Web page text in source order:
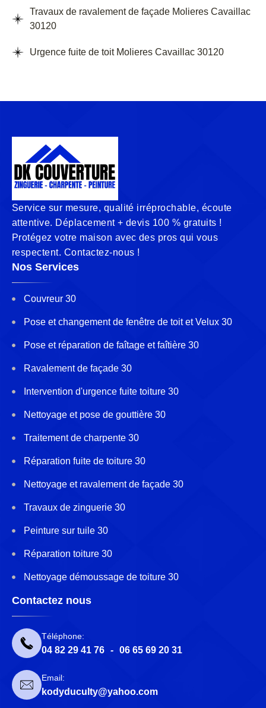
Travaux de ravalement de façade Molieres Cavaillac
30120
Urgence fuite de toit Molieres Cavaillac 30120
Service sur mesure, qualité irréprochable, écoute
attentive. Déplacement + devis 100 % gratuits !
Protégez votre maison avec des pros qui vous
respectent. Contactez-nous !
Nos Services
Couvreur 30
Pose et changement de fenêtre de toit et Velux 30
Pose et réparation de faîtage et faîtière 30
Ravalement de façade 30
Intervention d'urgence fuite toiture 30
Nettoyage et pose de gouttière 30
Traitement de charpente 30
Réparation fuite de toiture 30
Nettoyage et ravalement de façade 30
Travaux de zinguerie 30
Peinture sur tuile 30
Réparation toiture 30
Nettoyage démoussage de toiture 30
Contactez nous
Téléphone:
04 82 29 41 76 - 06 65 69 20 31
Email:
kodyduculty@yahoo.com